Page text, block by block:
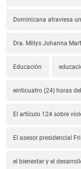
Dominicana atraviesa
Dra. Millys Johanna
Educación
einticuatro (24) horas
El artículo 124 sobre
El asesor presidencial
el bienestar y el